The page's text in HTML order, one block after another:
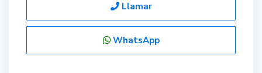
Llamar
WhatsApp